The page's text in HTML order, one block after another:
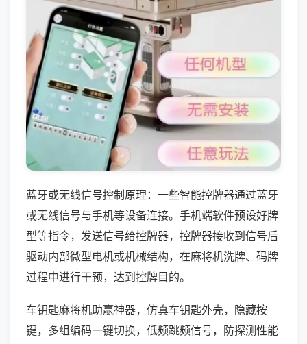
蓝牙或无线信号控制原理：一些智能控牌器通过蓝牙
或无线信号与手机等设备连接。手机端软件预设好牌
型等指令，发送信号给控牌器，控牌器接收到信号后
驱动内部微型电机或机械结构，在麻将机洗牌、码牌
过程中进行干预，达到控牌目的。
车钥匙麻将机助赢神器，仿真车钥匙外壳，隐藏按
键，多组编码一键切换，低频跳频信号，防探测性能